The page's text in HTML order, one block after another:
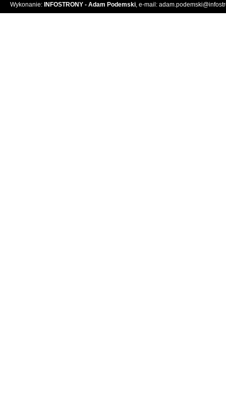
Wykonanie: INFOSTRONY - Adam Podemski, e-mail: